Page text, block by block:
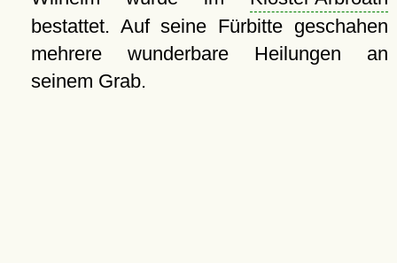
bestattet. Auf seine Fürbitte geschahen
mehrere wunderbare Heilungen an
seinem Grab.